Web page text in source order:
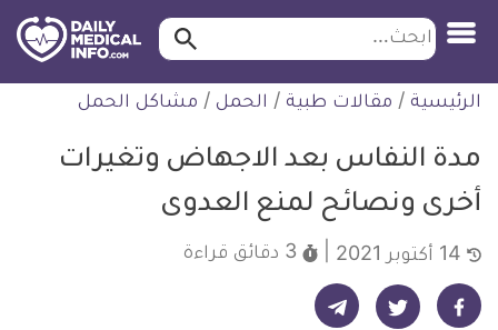
التخطي
للمحتوى
طبية
ابحث ابحث…
الرئيسية / مقالات طبية / الحمل / مشاكل الحمل
مدة النفاس بعد الاجهاض وتغيرات
أخرى ونصائح لمنع العدوى
3 دقائق قراءة
شارك على فيسبوك - ديلي ميديكال انفو شارك على تويتر - ديلي ميديكال انفو شارك على تيليجرام - ديلي ميديكال انفو